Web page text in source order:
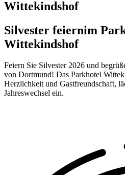
Wittekindshof
Silvester feiernim
Wittekindshof
Feiern Sie Silvester 2026 und
von Dortmund! Das Parkhotel
Herzlichkeit und Gastfreundschaft,
Jahreswechsel ein.